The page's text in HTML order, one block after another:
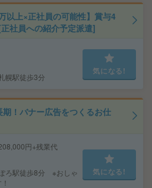
以上×正社員の可能性】賞与4
社員への紹介予定派遣]
幌駅徒歩3分
気になる!
期！バナー広告をつくるお仕
円+残業代
ろ駅徒歩8分 ※おしゃ
気になる!